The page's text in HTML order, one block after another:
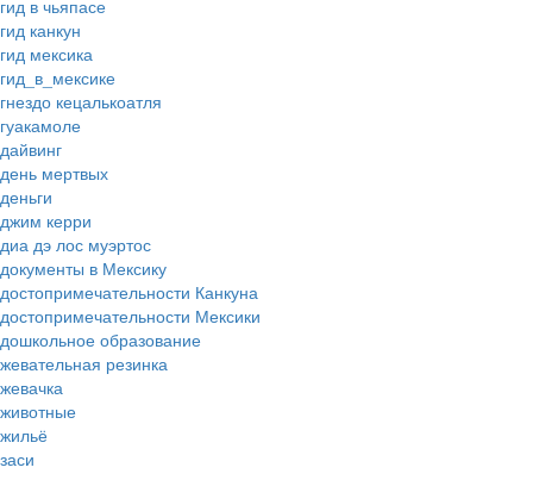
гид в чьяпасе
гид канкун
гид мексика
гид_в_мексике
гнездо кецалькоатля
гуакамоле
дайвинг
день мертвых
деньги
джим керри
диа дэ лос муэртос
документы в Мексику
достопримечательности Канкуна
достопримечательности Мексики
дошкольное образование
жевательная резинка
жевачка
животные
жильё
заси